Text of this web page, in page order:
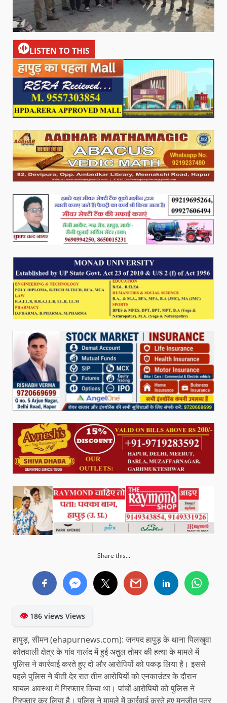
LISTEN TO THIS
Share this...
👁186 views Views
हापुड़, सीमन (ehapurnews.com): जनपद हापुड़ के थाना पिलखुवा
कोतवाली क्षेत्र के गांव गालंद में हुई अतुल तोमर की हत्या के मामले में
पुलिस ने कार्रवाई करते हुए दो और आरोपियों को पकड़ लिया है। इससे
पहले पुलिस ने बीती देर रात तीन आरोपियों को एनकाउंटर के दौरान
घायल अवस्था में गिरफ्तार किया था। पांचों आरोपियों को पुलिस ने
गिरफ्तार कर लिया है। पुलिस ने मामले में कार्रवाई करते हुए मनजीत पुत्र